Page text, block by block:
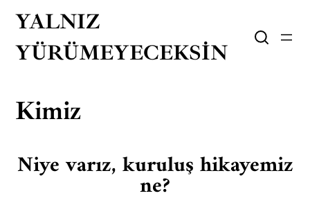
YALNIZ
YÜRÜMEYECEKSIN
Kimiz
Niye varız, kuruluş hikayemiz
ne?